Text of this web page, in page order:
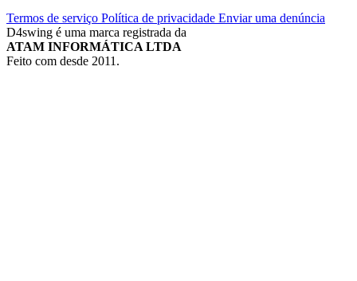
Termos de serviço Política de privacidade Enviar uma denúncia
D4swing é uma marca registrada da
ATAM INFORMÁTICA LTDA
Feito com desde 2011.